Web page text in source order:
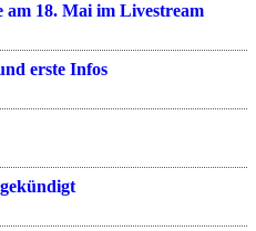
am 18. Mai im Livestream
erste Infos